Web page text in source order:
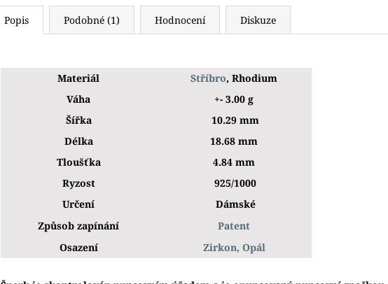
Popis Podobné (1) Hodnocení Diskuze
Materiál Stříbro, Rhodium
Váha
+- 3.00 g
Šířka
10.29 mm
Délka
18.68 mm
Tloušťka
4.84 mm
Ryzost
925/1000
Určení
Dámské
Způsob zapínání
Patent
Osazení
Zirkon, Opál